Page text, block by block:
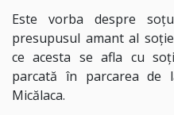
Este vorba despre
presupusul amant al
ce acesta se afla cu
parcată în parcarea de
Micălaca.